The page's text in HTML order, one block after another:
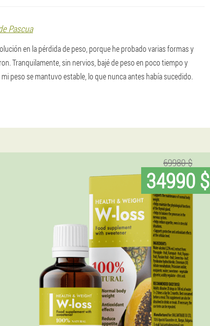
Pascua
en la pérdida de peso, porque he probado varias formas y
Tranquilamente, sin nervios, bajé de peso en poco tiempo y
peso se mantuvo estable, lo que nunca antes había sucedido.
69980 $
34990 $